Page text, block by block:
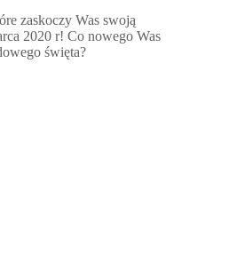
zaskoczy Was swoją
2020 r! Co nowego Was
święta?